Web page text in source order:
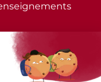
droits réservés